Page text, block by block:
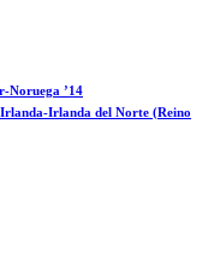
Noruega ’14
Irlanda del Norte (Reino